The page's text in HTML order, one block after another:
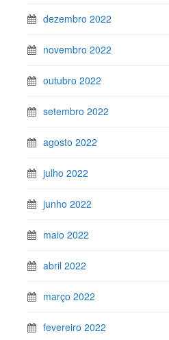
dezembro 2022
novembro 2022
outubro 2022
setembro 2022
agosto 2022
julho 2022
junho 2022
maio 2022
abril 2022
março 2022
fevereiro 2022